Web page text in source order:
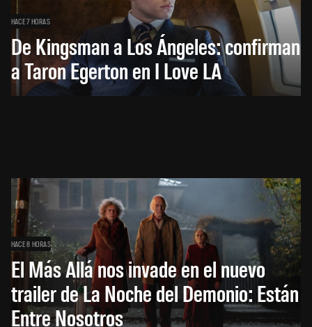
HACE 7 HORAS
De Kingsman a Los Ángeles: confirman
a Taron Egerton en I Love LA
HACE 8 HORAS
El Más Allá nos invade en el nuevo
trailer de La Noche del Demonio: Están
Entre Nosotros